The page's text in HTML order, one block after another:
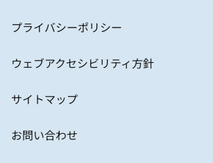
プライバシーポリシー
ウェブアクセシビリティ方針
サイトマップ
お問い合わせ